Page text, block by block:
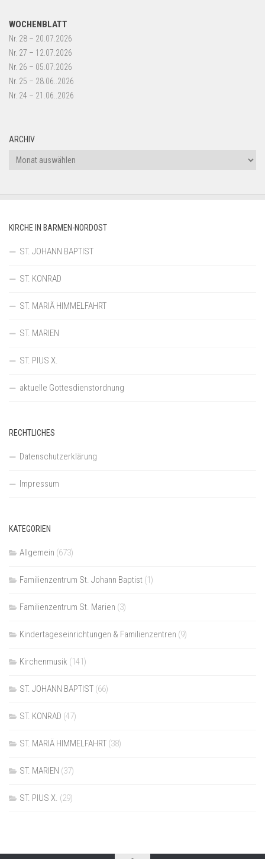
WOCHENBLATT
Nr. 28 – 20.07.2026
Nr. 27 – 12.07.2026
Nr. 26 – 05.07.2026
Nr. 25 – 28.06..2026
Nr. 24 – 21.06..2026
ARCHIV
Archiv
KIRCHE IN BARMEN-NORDOST
ST. JOHANN BAPTIST
ST. KONRAD
ST. MARIÄ HIMMELFAHRT
ST. MARIEN
ST. PIUS X.
aktuelle Gottesdienstordnung
RECHTLICHES
Datenschutzerklärung
Impressum
KATEGORIEN
Allgemein (673)
Familienzentrum St. Johann Baptist (1)
Familienzentrum St. Marien (3)
Kindertageseinrichtungen & Familienzentren (9)
Kirchenmusik (141)
ST. JOHANN BAPTIST (66)
ST. KONRAD (47)
ST. MARIÄ HIMMELFAHRT (38)
ST. MARIEN (37)
ST. PIUS X. (29)